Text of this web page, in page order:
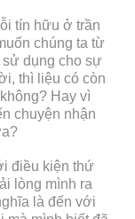
tín hữu ở trần
chúng ta từ
sử dụng cho sự
thì liệu có còn
Hay vì
chuyện nhận
điều kiện thứ
lòng mình ra
là đến với